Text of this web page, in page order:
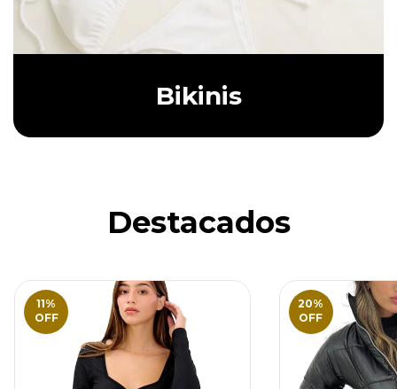
Bikinis
Destacados
11%
OFF
20%
OFF